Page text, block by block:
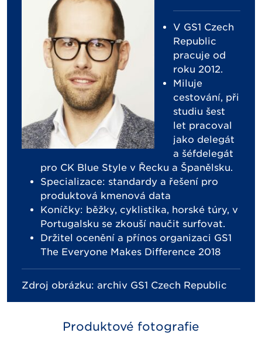
V GS1 Czech
Republic
pracuje od
roku 2012.
Miluje
cestování, při
studiu šest
let pracoval
jako delegát
a šéfdelegát
pro CK Blue Style v Řecku a Španělsku.
Specializace: standardy a řešení pro
produktová kmenová data
Koníčky: běžky, cyklistika, horské túry, v
Portugalsku se zkouší naučit surfovat.
Držitel ocenění a přínos organizaci GS1
The Everyone Makes Difference 2018
Zdroj obrázku: archiv GS1 Czech Republic
Produktové fotografie